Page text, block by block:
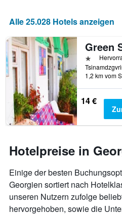
Alle 25.028 Hotels anzeigen
1 Stern
1,2 km vom
14 €
Hotelpreise in
Einige der besten
Georgien sortiert nach
unseren Nutzern zufolge
hervorgehoben, sowie die